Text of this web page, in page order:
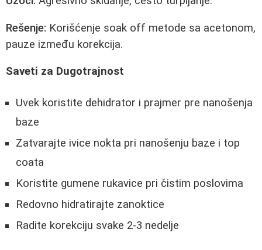
Rešenje: Korišćenje soak off metode sa acetonom,
pauze između korekcija.
Saveti za Dugotrajnost
Uvek koristite dehidrator i prajmer pre nanošenja
baze
Zatvarajte ivice nokta pri nanošenju baze i top
coata
Koristite gumene rukavice pri čistim poslovima
Redovno hidratirajte zanoktice
Radite korekciju svake 2-3 nedelje